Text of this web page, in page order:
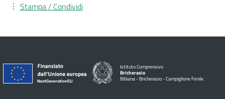
Stampa / Condividi
Istituto Comprensivo
Bricherasio
Bibiana - Bricherasio - Campiglione Fenile